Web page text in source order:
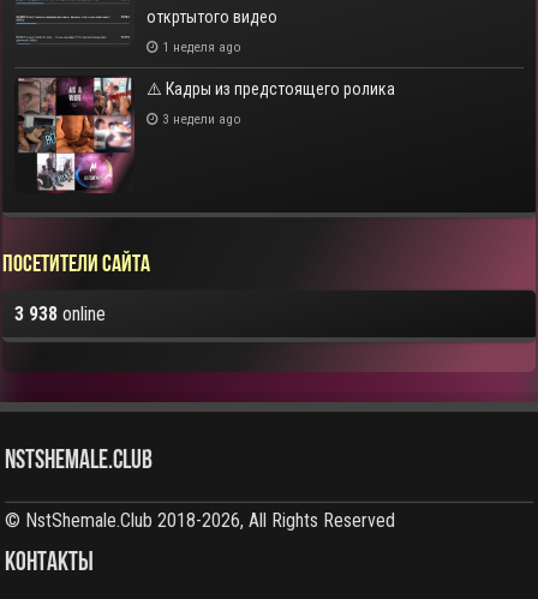
откртытого видео
1 неделя ago
⚠️ Кадры из предстоящего ролика
3 недели ago
Посетители сайта
3 938 online
NstShemale.Club
© NstShemale.Club 2018-2026, All Rights Reserved
КОНТАКТЫ